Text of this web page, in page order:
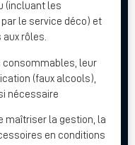
(incluant les
le service déco) et
rôles.
consommables, leur
(faux alcools),
nécessaire
maîtriser la gestion, la
en conditions